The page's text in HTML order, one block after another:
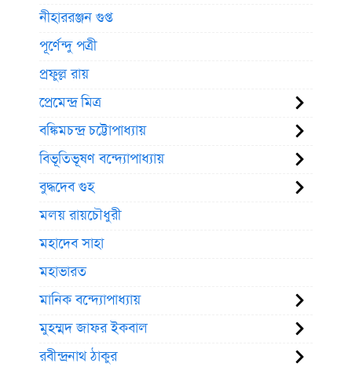
নীহাররঞ্জন গুপ্ত
পূর্ণেন্দু পত্রী
প্রফুল্ল রায়
প্রেমেন্দ্র মিত্র
বঙ্কিমচন্দ্র চট্টোপাধ্যায়
বিভূতিভূষণ বন্দ্যোপাধ্যায়
বুদ্ধদেব গুহ
মলয় রায়চৌধুরী
মহাদেব সাহা
মহাভারত
মানিক বন্দ্যোপাধ্যায়
মুহম্মদ জাফর ইকবাল
রবীন্দ্রনাথ ঠাকুর